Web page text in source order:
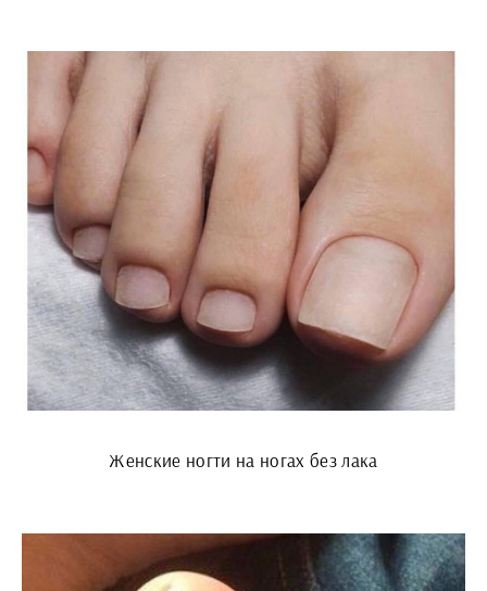
Женские ногти на ногах без лака